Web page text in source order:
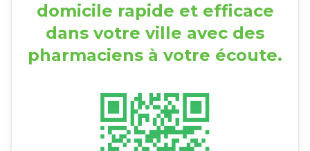
domicile rapide et efficace
dans votre ville avec des
pharmaciens à votre écoute.